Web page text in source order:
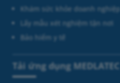
Khám sức khỏe doanh nghiệp
Lấy mẫu xét nghiệm tận nơi
Bảo hiểm y tế
Tải ứng dụng MEDLATEC